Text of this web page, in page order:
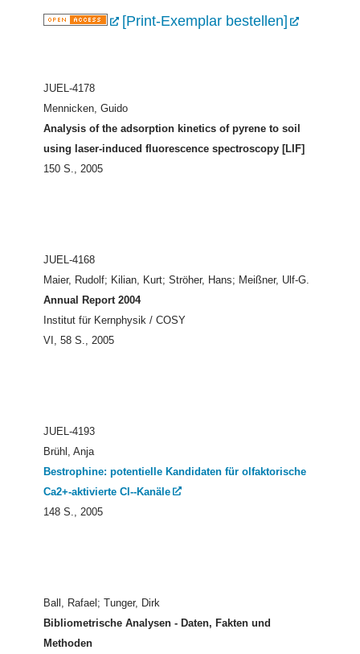
[Print-Exemplar bestellen]
JUEL-4178
Mennicken, Guido
Analysis of the adsorption kinetics of pyrene to soil
using laser-induced fluorescence spectroscopy [LIF]
150 S., 2005
JUEL-4168
Maier, Rudolf; Kilian, Kurt; Ströher, Hans; Meißner, Ulf-G.
Annual Report 2004
Institut für Kernphysik / COSY
VI, 58 S., 2005
JUEL-4193
Brühl, Anja
Bestrophine: potentielle Kandidaten für olfaktorische
Ca2+-aktivierte Cl--Kanäle
148 S., 2005
Ball, Rafael; Tunger, Dirk
Bibliometrische Analysen - Daten, Fakten und
Methoden